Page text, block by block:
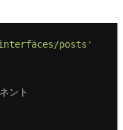
interfaces/posts'